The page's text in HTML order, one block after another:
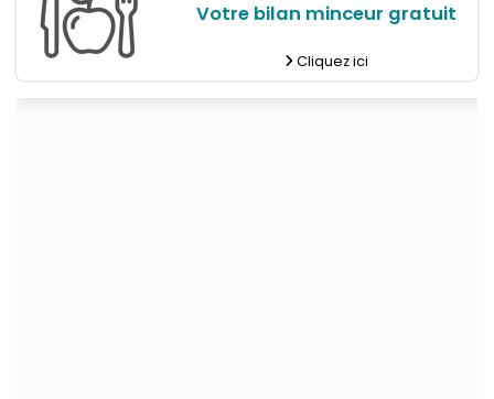
Votre bilan minceur gratuit
Cliquez ici